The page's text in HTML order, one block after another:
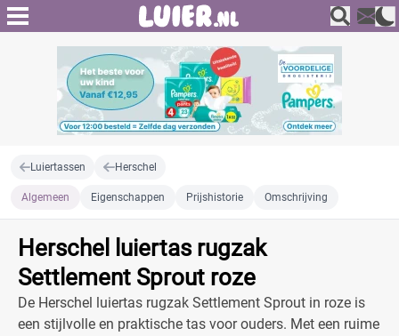
Luiertassen Herschel
Algemeen Eigenschappen Prijshistorie Omschrijving
Herschel luiertas rugzak
Settlement Sprout roze
De Herschel luiertas rugzak Settlement Sprout in roze is
een stijlvolle en praktische tas voor ouders. Met een ruime